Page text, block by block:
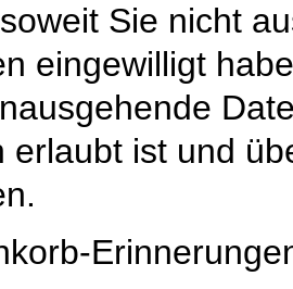
Sie nicht
eingewilligt
erlaubt ist und